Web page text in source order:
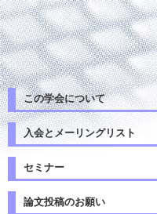
この学会について
入会とメーリングリスト
セミナー
論文投稿のお願い